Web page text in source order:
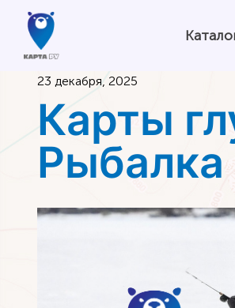
23 декабря, 2025
Карты
Рыбалка